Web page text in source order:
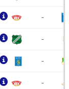
-
-
-
-